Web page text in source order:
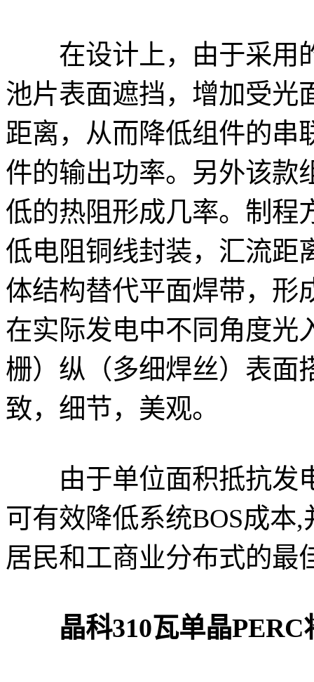
在设计上，由于采用
池片表面遮挡，增加受光
距离，从而降低组件的串
件的输出功率。另外该款
低的热阻形成几率。制程
低电阻铜线封装，汇流距
体结构替代平面焊带，形
在实际发电中不同角度光
栅）纵（多细焊丝）表面
致，细节，美观。
由于单位面积抵抗发电
可有效降低系统BOS成本
居民和工商业分布式的最
晶科310瓦单晶PERC